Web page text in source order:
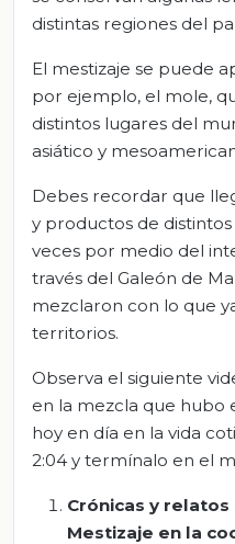
distintas regiones del
El mestizaje se puede
por ejemplo, el mole,
distintos lugares del
asiático y
Debes recordar que
y productos de
veces por medio del
través del Galeón de
mezclaron con lo que
territorios.
Observa el siguiente
en la mezcla que hubo
hoy en día en la vida
2:04 y termínalo en el
Crónicas y relatos
Mestizaje en la